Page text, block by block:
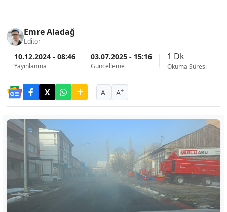
Emre Aladağ
Editör
10.12.2024 - 08:46
Yayınlanma
03.07.2025 - 15:16
Güncelleme
1 Dk
Okuma Süresi
A- A+